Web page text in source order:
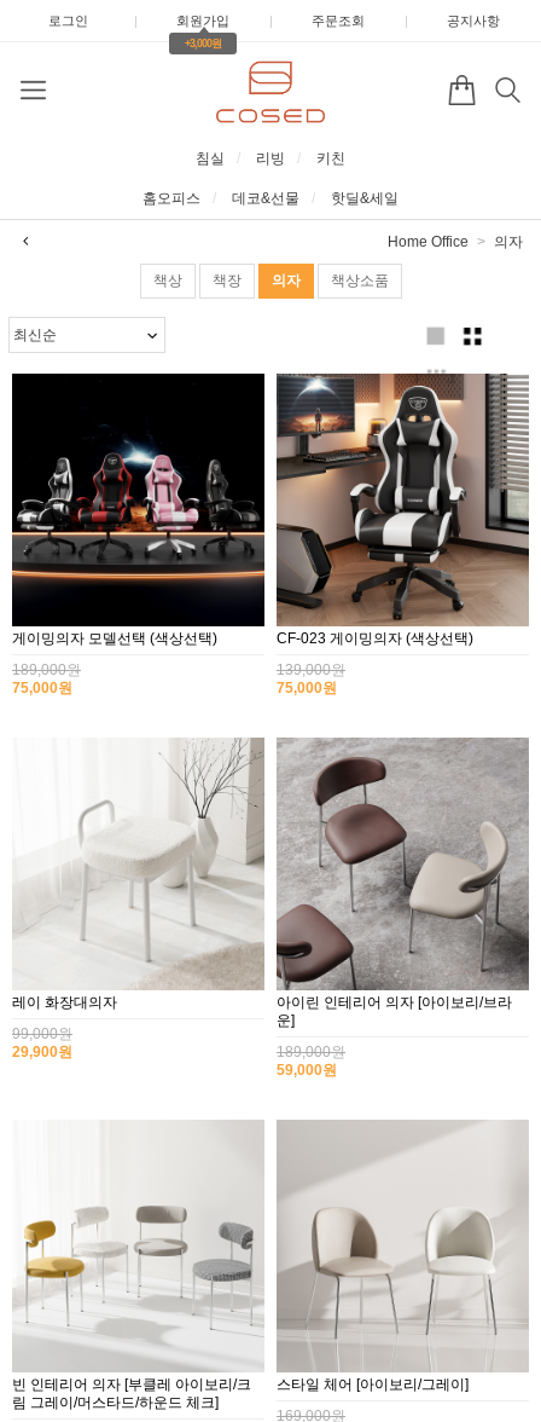
로그인 | 회원가입 |
+3,000원
주문조회 | 공지사항
침실 리빙 키친
홈오피스 데코&선물 핫딜&세일
Home Office 의자
책상 책장 의자 책상소품
게이밍의자 모델선택 (색상선택)
189,000원
75,000원
CF-023 게이밍의자 (색상선택)
139,000원
75,000원
레이 화장대의자
99,000원
29,900원
아이린 인테리어 의자 [아이보리/브라
운]
189,000원
59,000원
빈 인테리어 의자 [부클레 아이보리/크
림 그레이/머스타드/하운드 체크]
스타일 체어 [아이보리/그레이]
169,000원